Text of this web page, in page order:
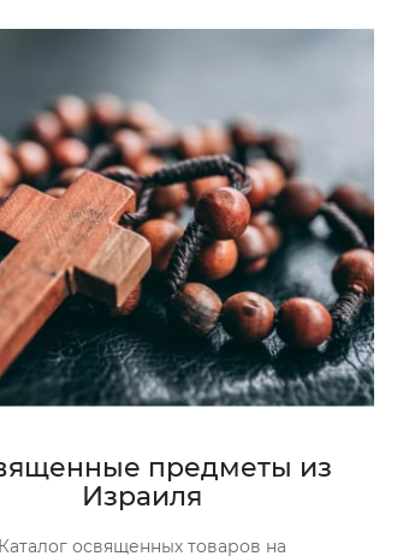
покоятся
служению
крещеного
это средства
по
предметы из
Израиля
Каталог освященных товаров на